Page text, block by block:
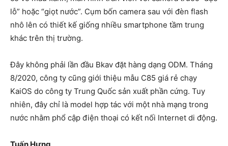
lỗ” hoặc “giọt nước”. Cụm bốn camera sau với đèn flash
nhô lên có thiết kế giống nhiều smartphone tầm trung
khác trên thị trường.
Đây không phải lần đầu Bkav đặt hàng dạng ODM. Tháng
8/2020, công ty cũng giới thiệu mẫu C85 giá rẻ chạy
KaiOS do công ty Trung Quốc sản xuất phần cứng. Tuy
nhiên, đây chỉ là model hợp tác với một nhà mạng trong
nước nhằm phổ cập điện thoại có kết nối Internet di động.